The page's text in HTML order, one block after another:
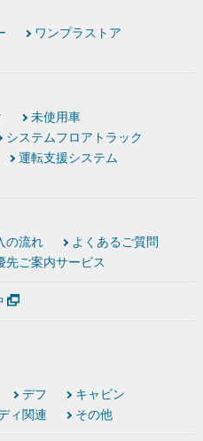
ワンプラストア
未使用車
システムフロアトラック
運転支援システム
の流れ
よくあるご質問
先ご案内サービス
デフ
キャビン
ィ関連 その他